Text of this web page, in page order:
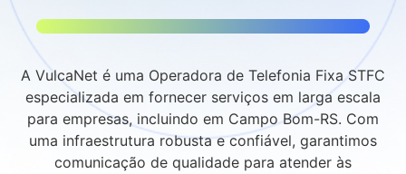
A VulcaNet é uma Operadora de Telefonia Fixa STFC
especializada em fornecer serviços em larga escala
para empresas, incluindo em Campo Bom-RS. Com
uma infraestrutura robusta e confiável, garantimos
comunicação de qualidade para atender às